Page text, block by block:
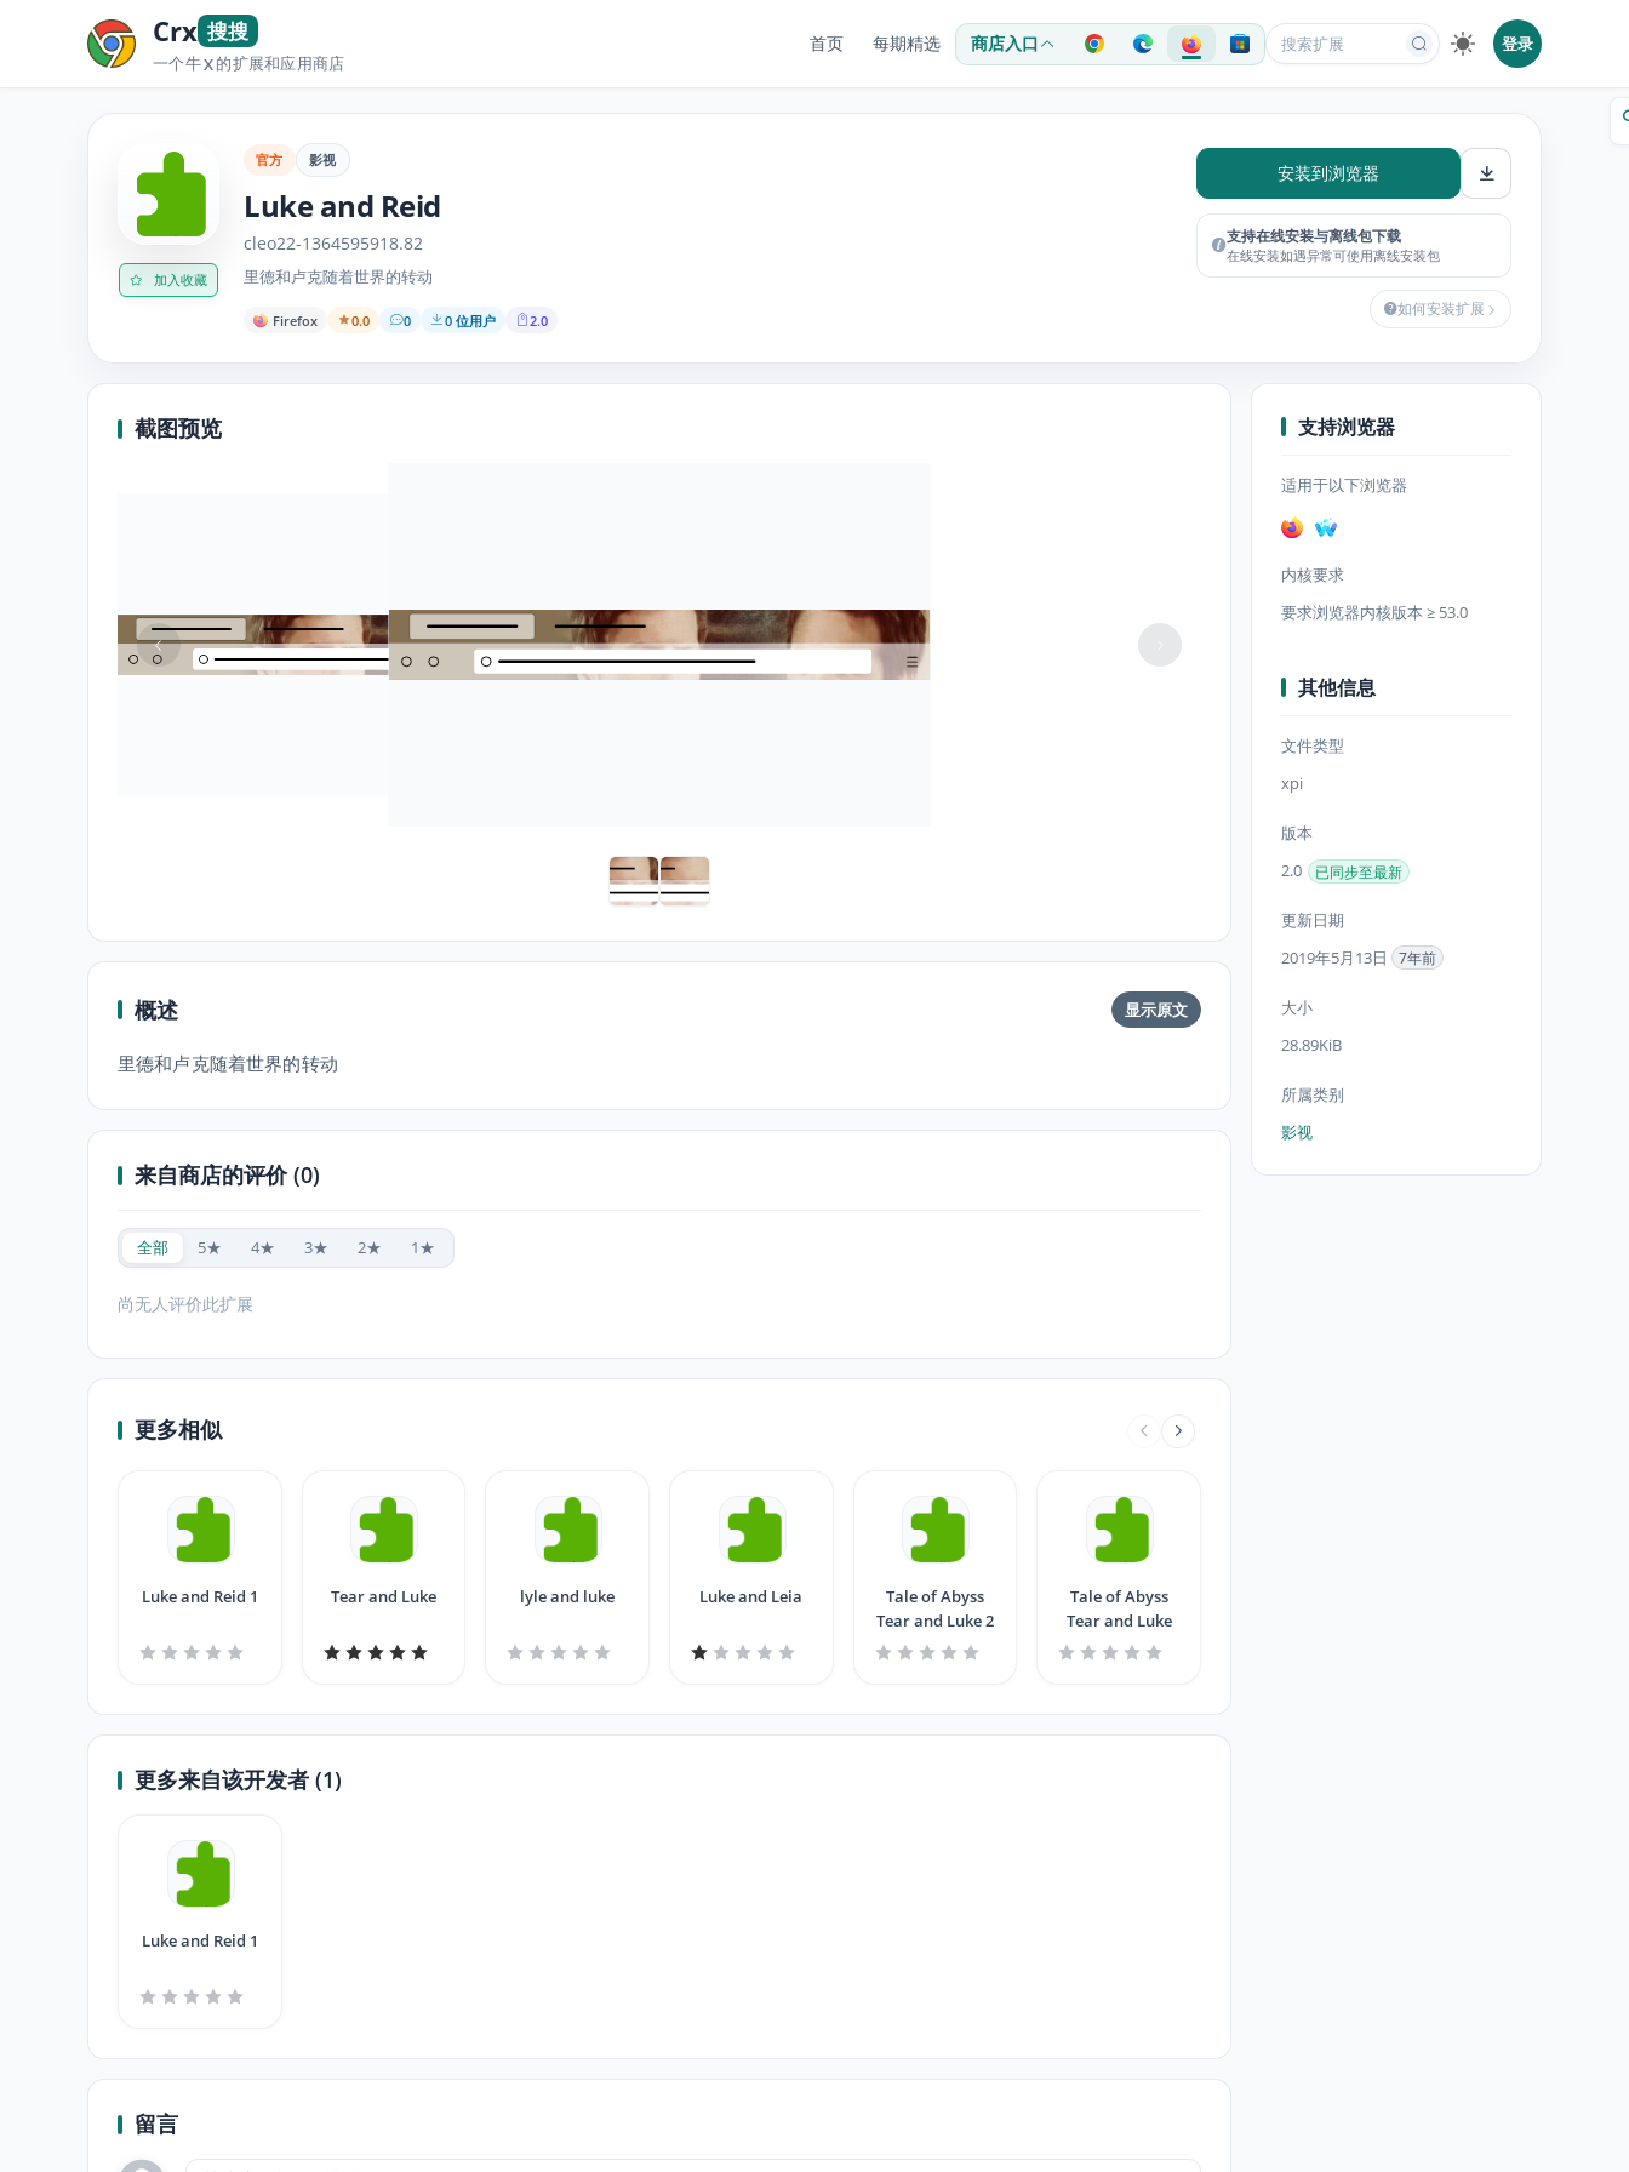
Crx 搜搜
一个牛X的扩展和应用商店
首页 每期精选 商店入口 登录
加入收藏
官方 影视
Luke and Reid
cleo22-1364595918.82
里德和卢克随着世界的转动
Firefox 0.0 0 0 位用户 2.0
安装到浏览器
支持在线安装与离线包下载
在线安装如遇异常可使用离线安装包
如何安装扩展
截图预览
概述 显示原文
里德和卢克随着世界的转动
来自商店的评价 (0)
全部 5★ 4★ 3★ 2★ 1★
尚无人评价此扩展
更多相似
Luke and Reid 1 Tear and Luke lyle and luke Luke and Leia
Tale of Abyss
Tear and Luke 2
Tale of Abyss
Tear and Luke
更多来自该开发者 (1)
Luke and Reid 1
留言
支持浏览器
适用于以下浏览器
内核要求
要求浏览器内核版本 ≥ 53.0
其他信息
文件类型
xpi
版本
2.0
已同步至最新
更新日期
2019年5月13日
7年前
大小
28.89KiB
所属类别
影视